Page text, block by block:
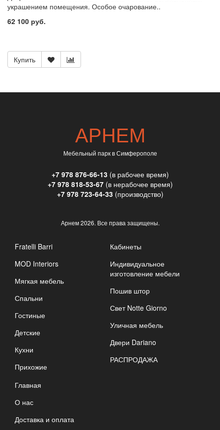
украшением помещения. Особое очарование..
62 100 руб.
Купить
АРНЕМ
Мебельный парк в Симферополе
+7 978 876-66-13(в рабочее время)
+7 978 818-53-67(в нерабочее время)
+7 978 723-64-33(производство)
Арнем2026. Все права защищены.
Fratelli Barri
MOD Interiors
Мягкая мебель
Спальни
Гостиные
Детские
Кухни
Прихожие
Кабинеты
Индивидуальное
изготовление мебели
Пошив штор
Свет Notte Giorno
Уличная мебель
Двери Dariano
РАСПРОДАЖА
Главная
О нас
Доставка и оплата